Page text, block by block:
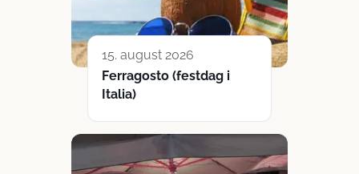
15. august 2026
Ferragosto (festdag i
Italia)